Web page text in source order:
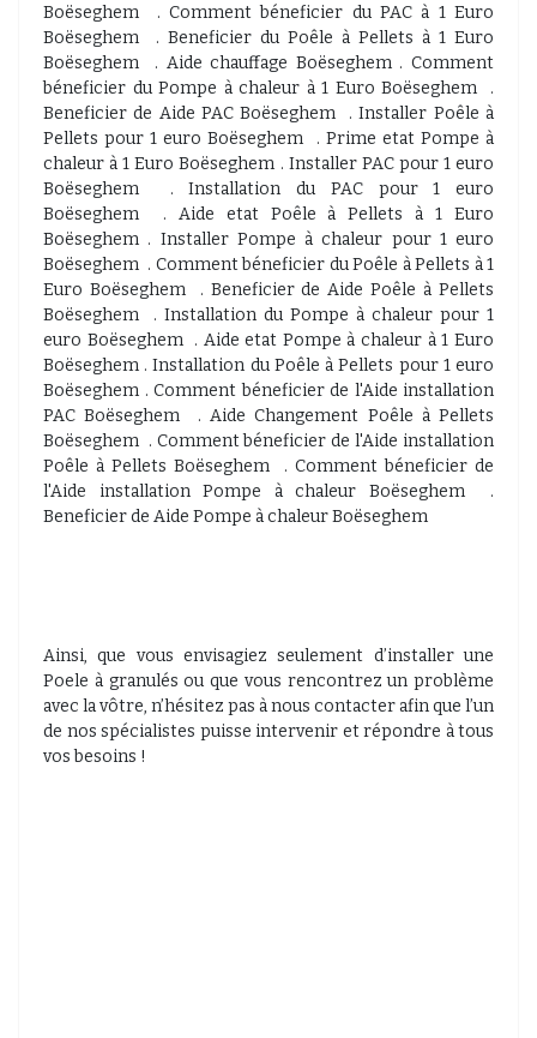
Boëseghem . Comment béneficier du PAC à 1 Euro
Boëseghem . Beneficier du Poêle à Pellets à 1 Euro
Boëseghem . Aide chauffage Boëseghem . Comment
béneficier du Pompe à chaleur à 1 Euro Boëseghem .
Beneficier de Aide PAC Boëseghem . Installer Poêle à
Pellets pour 1 euro Boëseghem . Prime etat Pompe à
chaleur à 1 Euro Boëseghem . Installer PAC pour 1 euro
Boëseghem . Installation du PAC pour 1 euro
Boëseghem . Aide etat Poêle à Pellets à 1 Euro
Boëseghem . Installer Pompe à chaleur pour 1 euro
Boëseghem . Comment béneficier du Poêle à Pellets à 1
Euro Boëseghem . Beneficier de Aide Poêle à Pellets
Boëseghem . Installation du Pompe à chaleur pour 1
euro Boëseghem . Aide etat Pompe à chaleur à 1 Euro
Boëseghem . Installation du Poêle à Pellets pour 1 euro
Boëseghem . Comment béneficier de l'Aide installation
PAC Boëseghem . Aide Changement Poêle à Pellets
Boëseghem . Comment béneficier de l'Aide installation
Poêle à Pellets Boëseghem . Comment béneficier de
l'Aide installation Pompe à chaleur Boëseghem .
Beneficier de Aide Pompe à chaleur Boëseghem
Ainsi, que vous envisagiez seulement d’installer une
Poele à granulés ou que vous rencontrez un problème
avec la vôtre, n’hésitez pas à nous contacter afin que l’un
de nos spécialistes puisse intervenir et répondre à tous
vos besoins !